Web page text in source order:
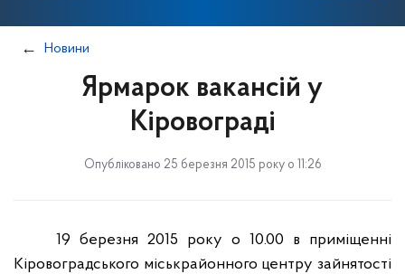
Новини
Ярмарок вакансій у
Кіровограді
Опубліковано 25 березня 2015 року о 11:26
19 березня2015 року о 10.00 в приміщенні
Кіровоградського міськрайонного центру зайнятості